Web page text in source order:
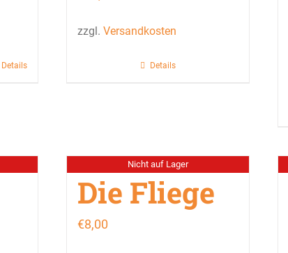
Details
zzgl. Versandkosten
Details
Nicht auf Lager
Die Fliege
€8,00